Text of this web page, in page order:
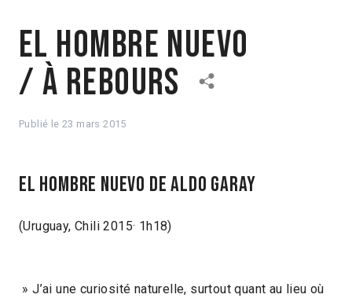
El hombre nuevo
/ À rebours
Publié le23 mars 2015
El hombre nuevo de Aldo Garay
(Uruguay, Chili 2015· 1h18)
» J’ai une curiosité naturelle, surtout quant au lieu où